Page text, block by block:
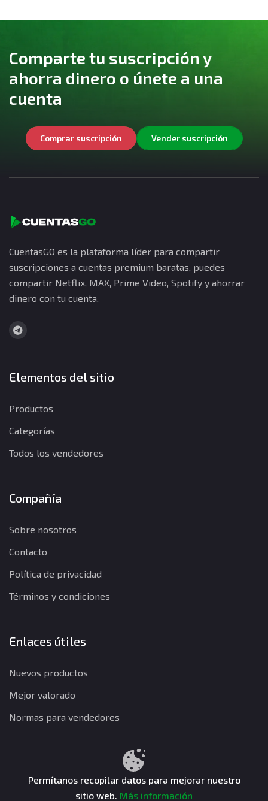
Comparte tu suscripción y
ahorra dinero o únete a una
cuenta
Comprar suscripción Vender suscripción
CuentasGO es la plataforma líder para compartir
suscripciones a cuentas premium baratas, puedes
compartir Netflix, MAX, Prime Video, Spotify y ahorrar
dinero con tu cuenta.
Elementos del sitio
Productos
Categorías
Todos los vendedores
Compañía
Sobre nosotros
Contacto
Política de privacidad
Términos y condiciones
Enlaces útiles
Nuevos productos
Mejor valorado
Normas para vendedores
Términos y condiciones
CuentasGO © 2026. Todos los derechos reservados.
Permítanos recopilar datos para mejorar nuestro
sitio web. Más información